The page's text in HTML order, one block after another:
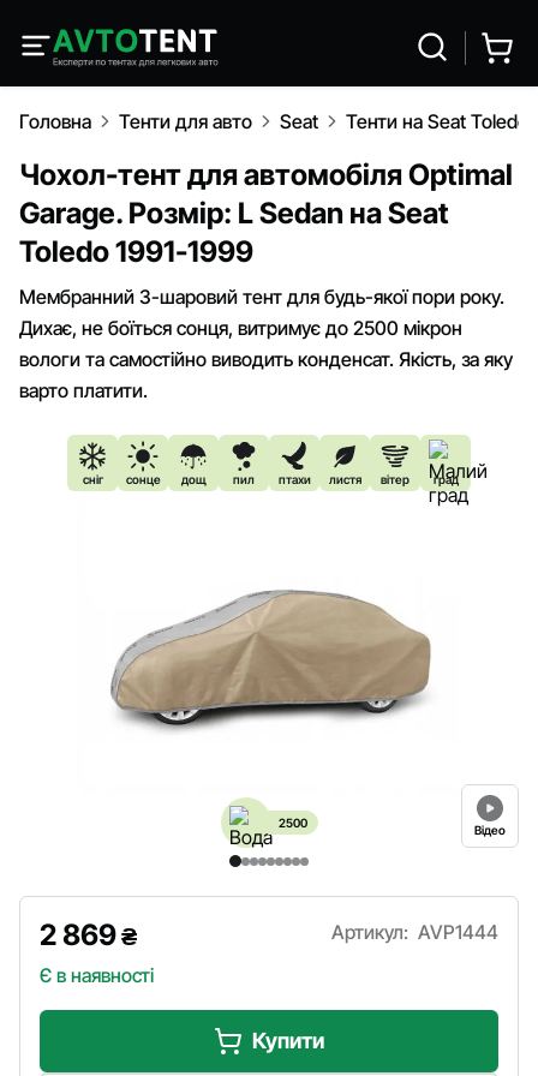
Головна Тенти для авто Seat Тенти на Seat Toledo
Чохол-тент для автомобіля Optimal
Garage. Розмір: L Sedan на Seat
Toledo 1991-1999
Мембранний 3-шаровий тент для будь-якої пори року.
Дихає, не боїться сонця, витримує до 2500 мікрон
вологи та самостійно виводить конденсат. Якість, за яку
варто платити.
сніг сонце дощ пил птахи листя вітер град
2500 Відео
2 869₴
Є в наявності
Артикул: AVP1444
Купити